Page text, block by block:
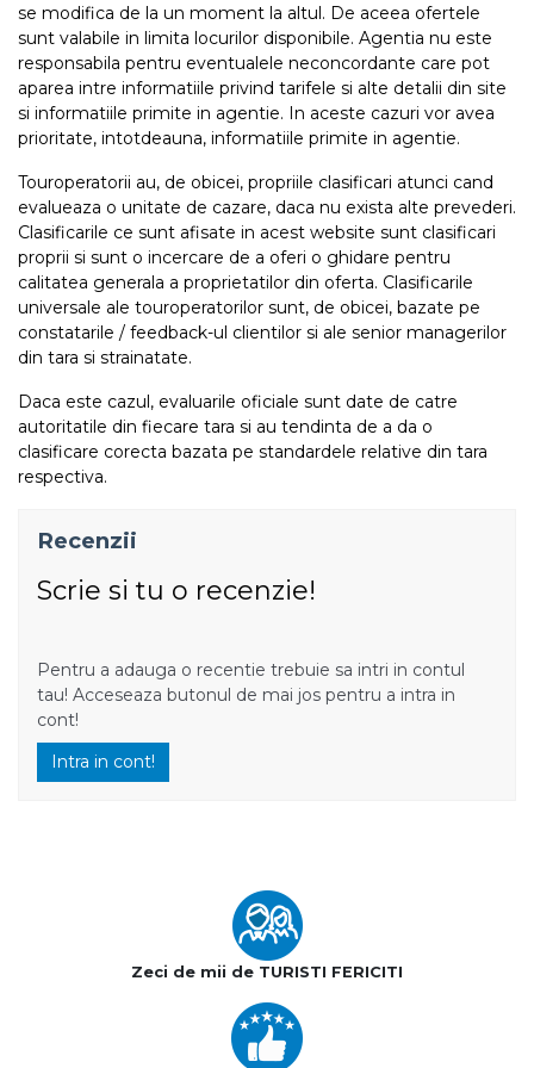
se modifica de la un moment la altul. De aceea ofertele
sunt valabile in limita locurilor disponibile. Agentia nu este
responsabila pentru eventualele neconcordante care pot
aparea intre informatiile privind tarifele si alte detalii din site
si informatiile primite in agentie. In aceste cazuri vor avea
prioritate, intotdeauna, informatiile primite in agentie.
Touroperatorii au, de obicei, propriile clasificari atunci cand
evalueaza o unitate de cazare, daca nu exista alte prevederi.
Clasificarile ce sunt afisate in acest website sunt clasificari
proprii si sunt o incercare de a oferi o ghidare pentru
calitatea generala a proprietatilor din oferta. Clasificarile
universale ale touroperatorilor sunt, de obicei, bazate pe
constatarile / feedback-ul clientilor si ale senior managerilor
din tara si strainatate.
Daca este cazul, evaluarile oficiale sunt date de catre
autoritatile din fiecare tara si au tendinta de a da o
clasificare corecta bazata pe standardele relative din tara
respectiva.
Recenzii
Scrie si tu o recenzie!
Pentru a adauga o recentie trebuie sa intri in contul
tau! Acceseaza butonul de mai jos pentru a intra in
cont!
Intra in cont!
Zeci de mii de TURISTI FERICITI